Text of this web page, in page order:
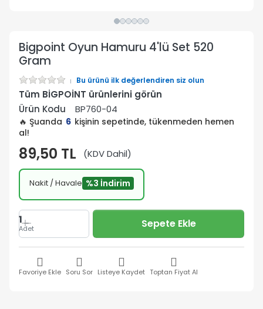
Bigpoint Oyun Hamuru 4'lü Set 520
Gram
Bu ürünü ilk değerlendiren siz olun
Tüm BİGPOİNT ürünlerini görün
Ürün Kodu
BP760-04
🔥 Şuanda 6 kişinin sepetinde, tükenmeden hemen
al!
89,50 TL (KDV Dahil)
Nakit / Havale %3 İndirim
1
Adet Sepete Ekle
Favoriye Ekle Soru Sor Listeye Kaydet Toptan Fiyat Al